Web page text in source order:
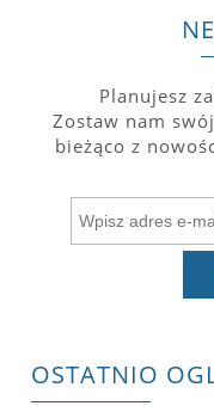
Planujesz
Zostaw nam
bieżąco z
OSTATNIO